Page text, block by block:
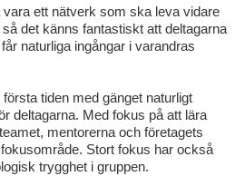
ett nätverk som ska leva vidare
det känns fantastiskt att deltagarna
naturliga ingångar i varandras
tiden med gänget naturligt
deltagarna. Med fokus på att lära
mentorerna och företagets
Stort fokus har också
trygghet i gruppen.